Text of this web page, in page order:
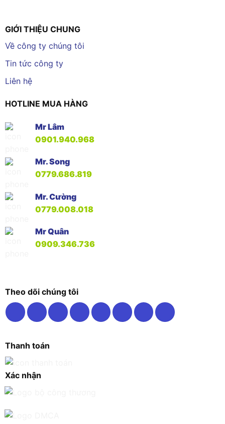
GIỚI THIỆU CHUNG
Về công ty chúng tôi
Tin tức công ty
Liên hệ
HOTLINE MUA HÀNG
Mr Lâm
0901.940.968
Mr. Song
0779.686.819
Mr. Cường
0779.008.018
Mr Quân
0909.346.736
Theo dõi chúng tôi
Thanh toán
Xác nhận